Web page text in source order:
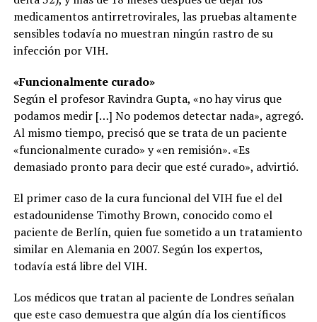
medicamentos antirretrovirales, las pruebas altamente
sensibles todavía no muestran ningún rastro de su
infección por VIH.
«Funcionalmente curado»
Según el profesor Ravindra Gupta, «no hay virus que
podamos medir […] No podemos detectar nada», agregó.
Al mismo tiempo, precisó que se trata de un paciente
«funcionalmente curado» y «en remisión». «Es
demasiado pronto para decir que esté curado», advirtió.
El primer caso de la cura funcional del VIH fue el del
estadounidense Timothy Brown, conocido como el
paciente de Berlín, quien fue sometido a un tratamiento
similar en Alemania en 2007. Según los expertos,
todavía está libre del VIH.
Los médicos que tratan al paciente de Londres señalan
que este caso demuestra que algún día los científicos